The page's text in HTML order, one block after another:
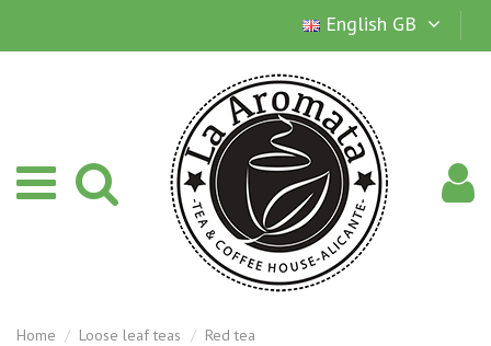
English GB
Home Loose leaf teas Red tea